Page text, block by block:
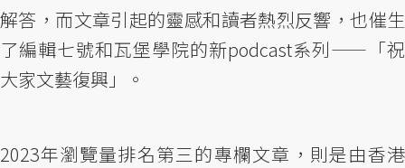
解答，而文章引起的靈感和讀者熱烈反響，也催生
了編輯七號和瓦堡學院的新podcast系列——「祝
大家文藝復興」。
2023年瀏覽量排名第三的專欄文章，則是由香港